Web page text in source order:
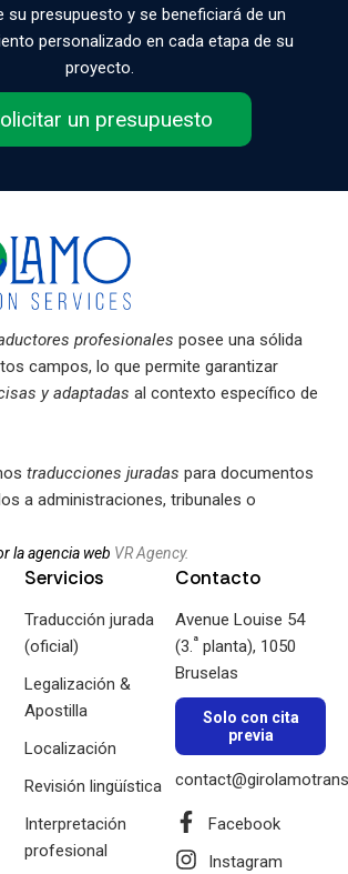
su presupuesto y se beneficiará de un
personalizado en cada etapa de su
proyecto.
un presupuesto
profesionales posee una sólida
campos, lo que permite garantizar
y adaptadas al contexto específico de
traducciones juradas para documentos
a administraciones, tribunales o
la agencia web VR Agency.
Servicios
Traducción jurada
(oficial)
Legalización &
Apostilla
Localización
Revisión lingüística
Interpretación
profesional
Contacto
Avenue Louise 54
(3.ª planta), 1050
Bruselas
Solo con cita
previa
Facebook
Instagram